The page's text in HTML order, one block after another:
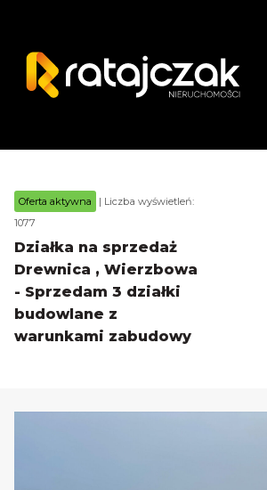
Oferta aktywna
| Liczba wyświetleń:
1077
Działka na sprzedaż
Drewnica , Wierzbowa
- Sprzedam 3 działki
budowlane z
warunkami zabudowy